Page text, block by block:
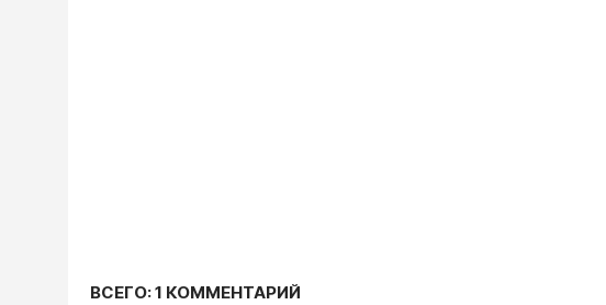
ВСЕГО: 1 КОММЕНТАРИЙ